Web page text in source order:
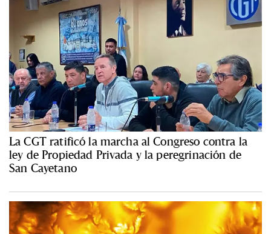
La CGT ratificó la marcha al Congreso contra la
ley de Propiedad Privada y la peregrinación de
San Cayetano